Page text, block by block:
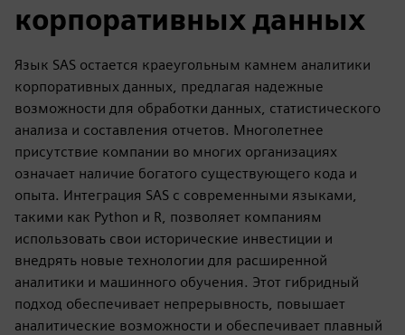
корпоративных данных
Язык SAS остается краеугольным камнем аналитики
корпоративных данных, предлагая надежные
возможности для обработки данных, статистического
анализа и составления отчетов. Многолетнее
присутствие компании во многих организациях
означает наличие богатого существующего кода и
опыта. Интеграция SAS с современными языками,
такими как Python и R, позволяет компаниям
использовать свои исторические инвестиции и
внедрять новые технологии для расширенной
аналитики и машинного обучения. Этот гибридный
подход обеспечивает непрерывность, повышает
аналитические возможности и обеспечивает плавный